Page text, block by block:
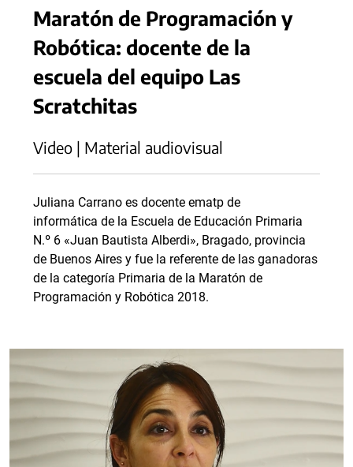
Maratón de Programación y
Robótica: docente de la
escuela del equipo Las
Scratchitas
Video | Material audiovisual
Juliana Carrano es docente ematp de
informática de la Escuela de Educación Primaria
N.º 6 «Juan Bautista Alberdi», Bragado, provincia
de Buenos Aires y fue la referente de las ganadoras
de la categoría Primaria de la Maratón de
Programación y Robótica 2018.